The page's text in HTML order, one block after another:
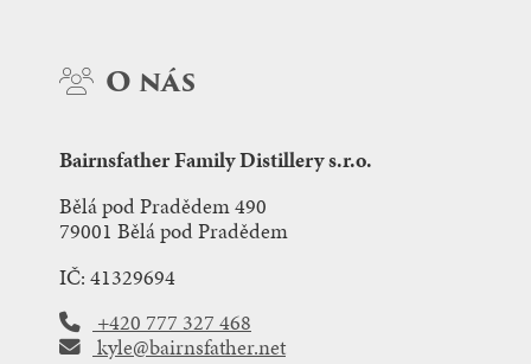
O nás
Bairnsfather Family Distillery s.r.o.
Bělá pod Pradědem 490
79001 Bělá pod Pradědem
IČ: 41329694
+420 777 327 468
kyle@bairnsfather.net